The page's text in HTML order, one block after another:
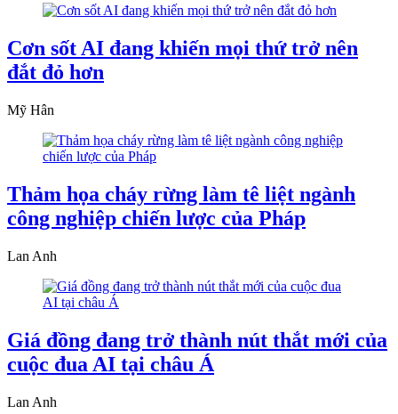
Cơn sốt AI đang khiến mọi thứ trở nên
đắt đỏ hơn
Mỹ Hân
Thảm họa cháy rừng làm tê liệt ngành
công nghiệp chiến lược của Pháp
Lan Anh
Giá đồng đang trở thành nút thắt mới của
cuộc đua AI tại châu Á
Lan Anh